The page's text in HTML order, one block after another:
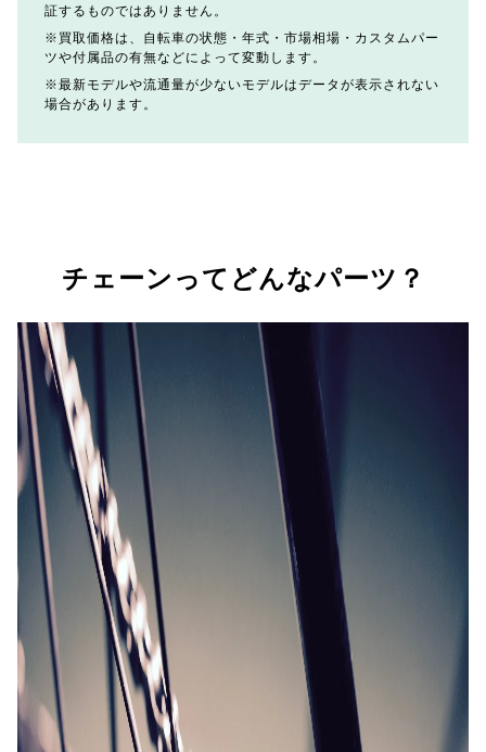
証するものではありません。
買取価格は、自転車の状態・年式・市場相場・カスタムパー
ツや付属品の有無などによって変動します。
最新モデルや流通量が少ないモデルはデータが表示されない
場合があります。
チェーンってどんなパーツ？